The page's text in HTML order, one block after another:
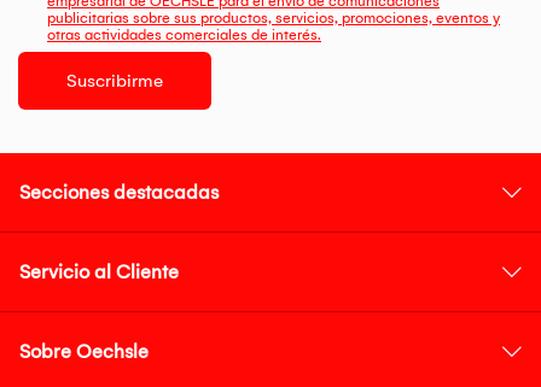
publicitarias sobre sus productos, servicios, promociones, eventos y
otras actividades comerciales de interés.
Suscribirme
Secciones destacadas
Servicio al Cliente
Sobre Oechsle